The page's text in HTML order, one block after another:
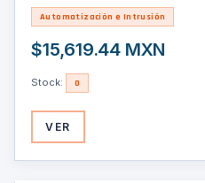
Automatización e Intrusión
$15,619.44 MXN
Stock: 0
VER